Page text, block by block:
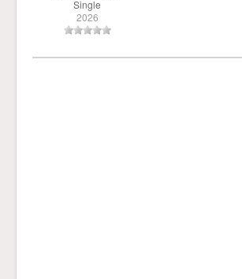
Single
2026